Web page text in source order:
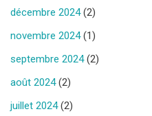
décembre 2024(2)
novembre 2024(1)
septembre 2024(2)
août 2024(2)
juillet 2024(2)